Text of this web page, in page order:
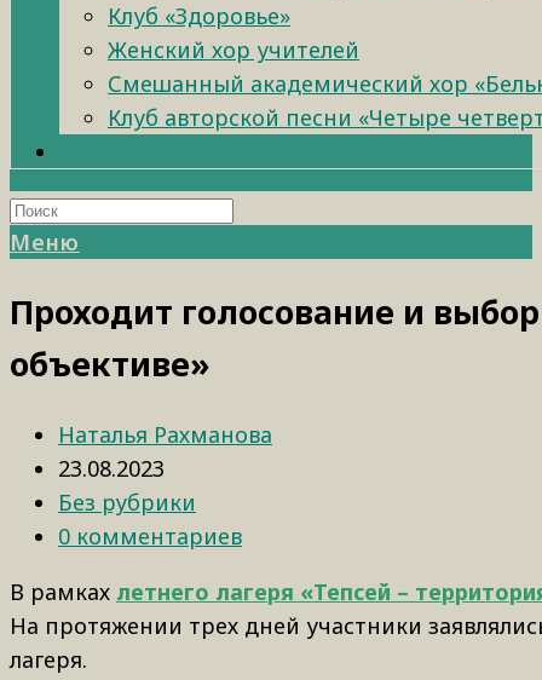
Клуб «Здоровье»
Женский хор учителей
Смешанный академический хор
Клуб авторской песни «Четыре
Меню
Проходит голосование и
объективе»
Наталья Рахманова
23.08.2023
Без рубрики
0 комментариев
В рамках летнего лагеря «Тепсей –
На протяжении трех дней участники
лагеря.